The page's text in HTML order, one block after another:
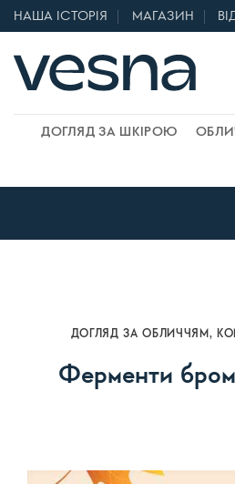
Skip
content
НАША ІСТОРІЯ МАГАЗИН
ДОГЛЯД ЗА ШКІРОЮ
ДОГЛЯД ЗА ОБЛИЧЧЯМ,
Ферменти